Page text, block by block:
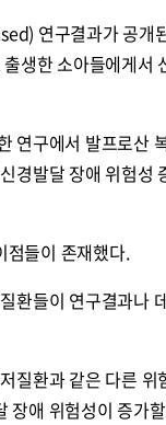
연구결과가 공개
생한 소아들에게서
연구에서 발프로산
경발달 장애 위험성
점들이 존재했다.
환들이 연구결과나
질환과 같은 다른 위
장애 위험성이 증가